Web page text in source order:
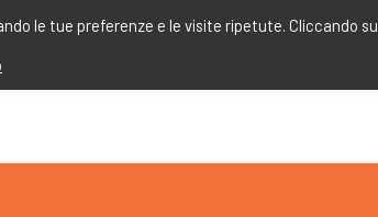
le tue preferenze e le visite ripetute. Cliccando su